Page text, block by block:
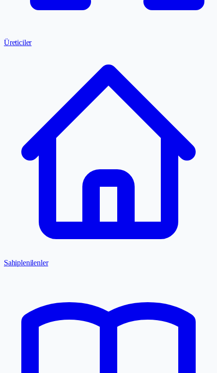
Üreticiler
Sahiplenilenler